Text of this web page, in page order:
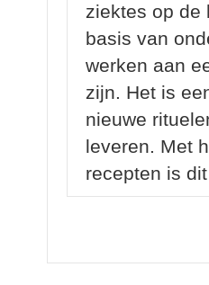
ziektes op de
basis van
werken aan
zijn. Het is
nieuwe
leveren. Met
recepten is